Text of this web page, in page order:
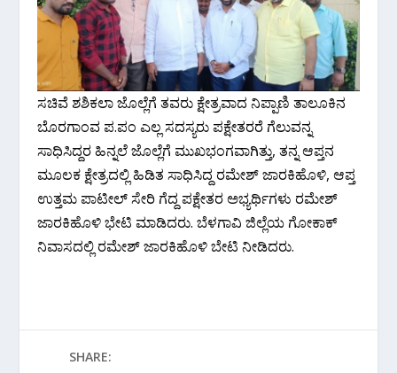
ಸಚಿವೆ ಶಶಿಕಲಾ ಜೊಲ್ಲೆಗೆ ತವರು ಕ್ಷೇತ್ರವಾದ ನಿಪ್ಪಾಣಿ ತಾಲೂಕಿನ
ಬೊರಗಾಂವ ಪ.ಪಂ ಎಲ್ಲ‌‌ ಸದಸ್ಯರು ಪಕ್ಷೇತರರೆ ಗೆಲುವನ್ನ
ಸಾಧಿಸಿದ್ದರ ಹಿನ್ನಲೆ ಜೊಲ್ಲೆಗೆ ಮುಖಭಂಗವಾಗಿತ್ತು, ತನ್ನ ಆಪ್ತನ
ಮೂಲಕ ಕ್ಷೇತ್ರದಲ್ಲಿ ಹಿಡಿತ ಸಾಧಿಸಿದ್ದ ರಮೇಶ್ ಜಾರಕಿಹೊಳಿ‌, ಆಪ್ತ
ಉತ್ತಮ ಪಾಟೀಲ್ ಸೇರಿ ಗೆದ್ದ ಪಕ್ಷೇತರ ಅಭ್ಯರ್ಥಿಗಳು ರಮೇಶ್
ಜಾರಕಿಹೊಳಿ‌ ಭೇಟಿ ಮಾಡಿದರು. ಬೆಳಗಾವಿ ಜಿಲ್ಲೆಯ ಗೋಕಾಕ್
ನಿವಾಸದಲ್ಲಿ ರಮೇಶ್ ಜಾರಕಿಹೊಳಿ‌ ಬೇಟಿ‌ ನೀಡಿದರು.
SHARE: